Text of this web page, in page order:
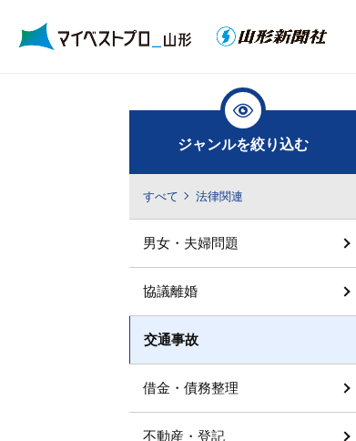
ジャンルを絞り込む
すべて 法律関連
男女・夫婦問題
協議離婚
交通事故
借金・債務整理
不動産・登記